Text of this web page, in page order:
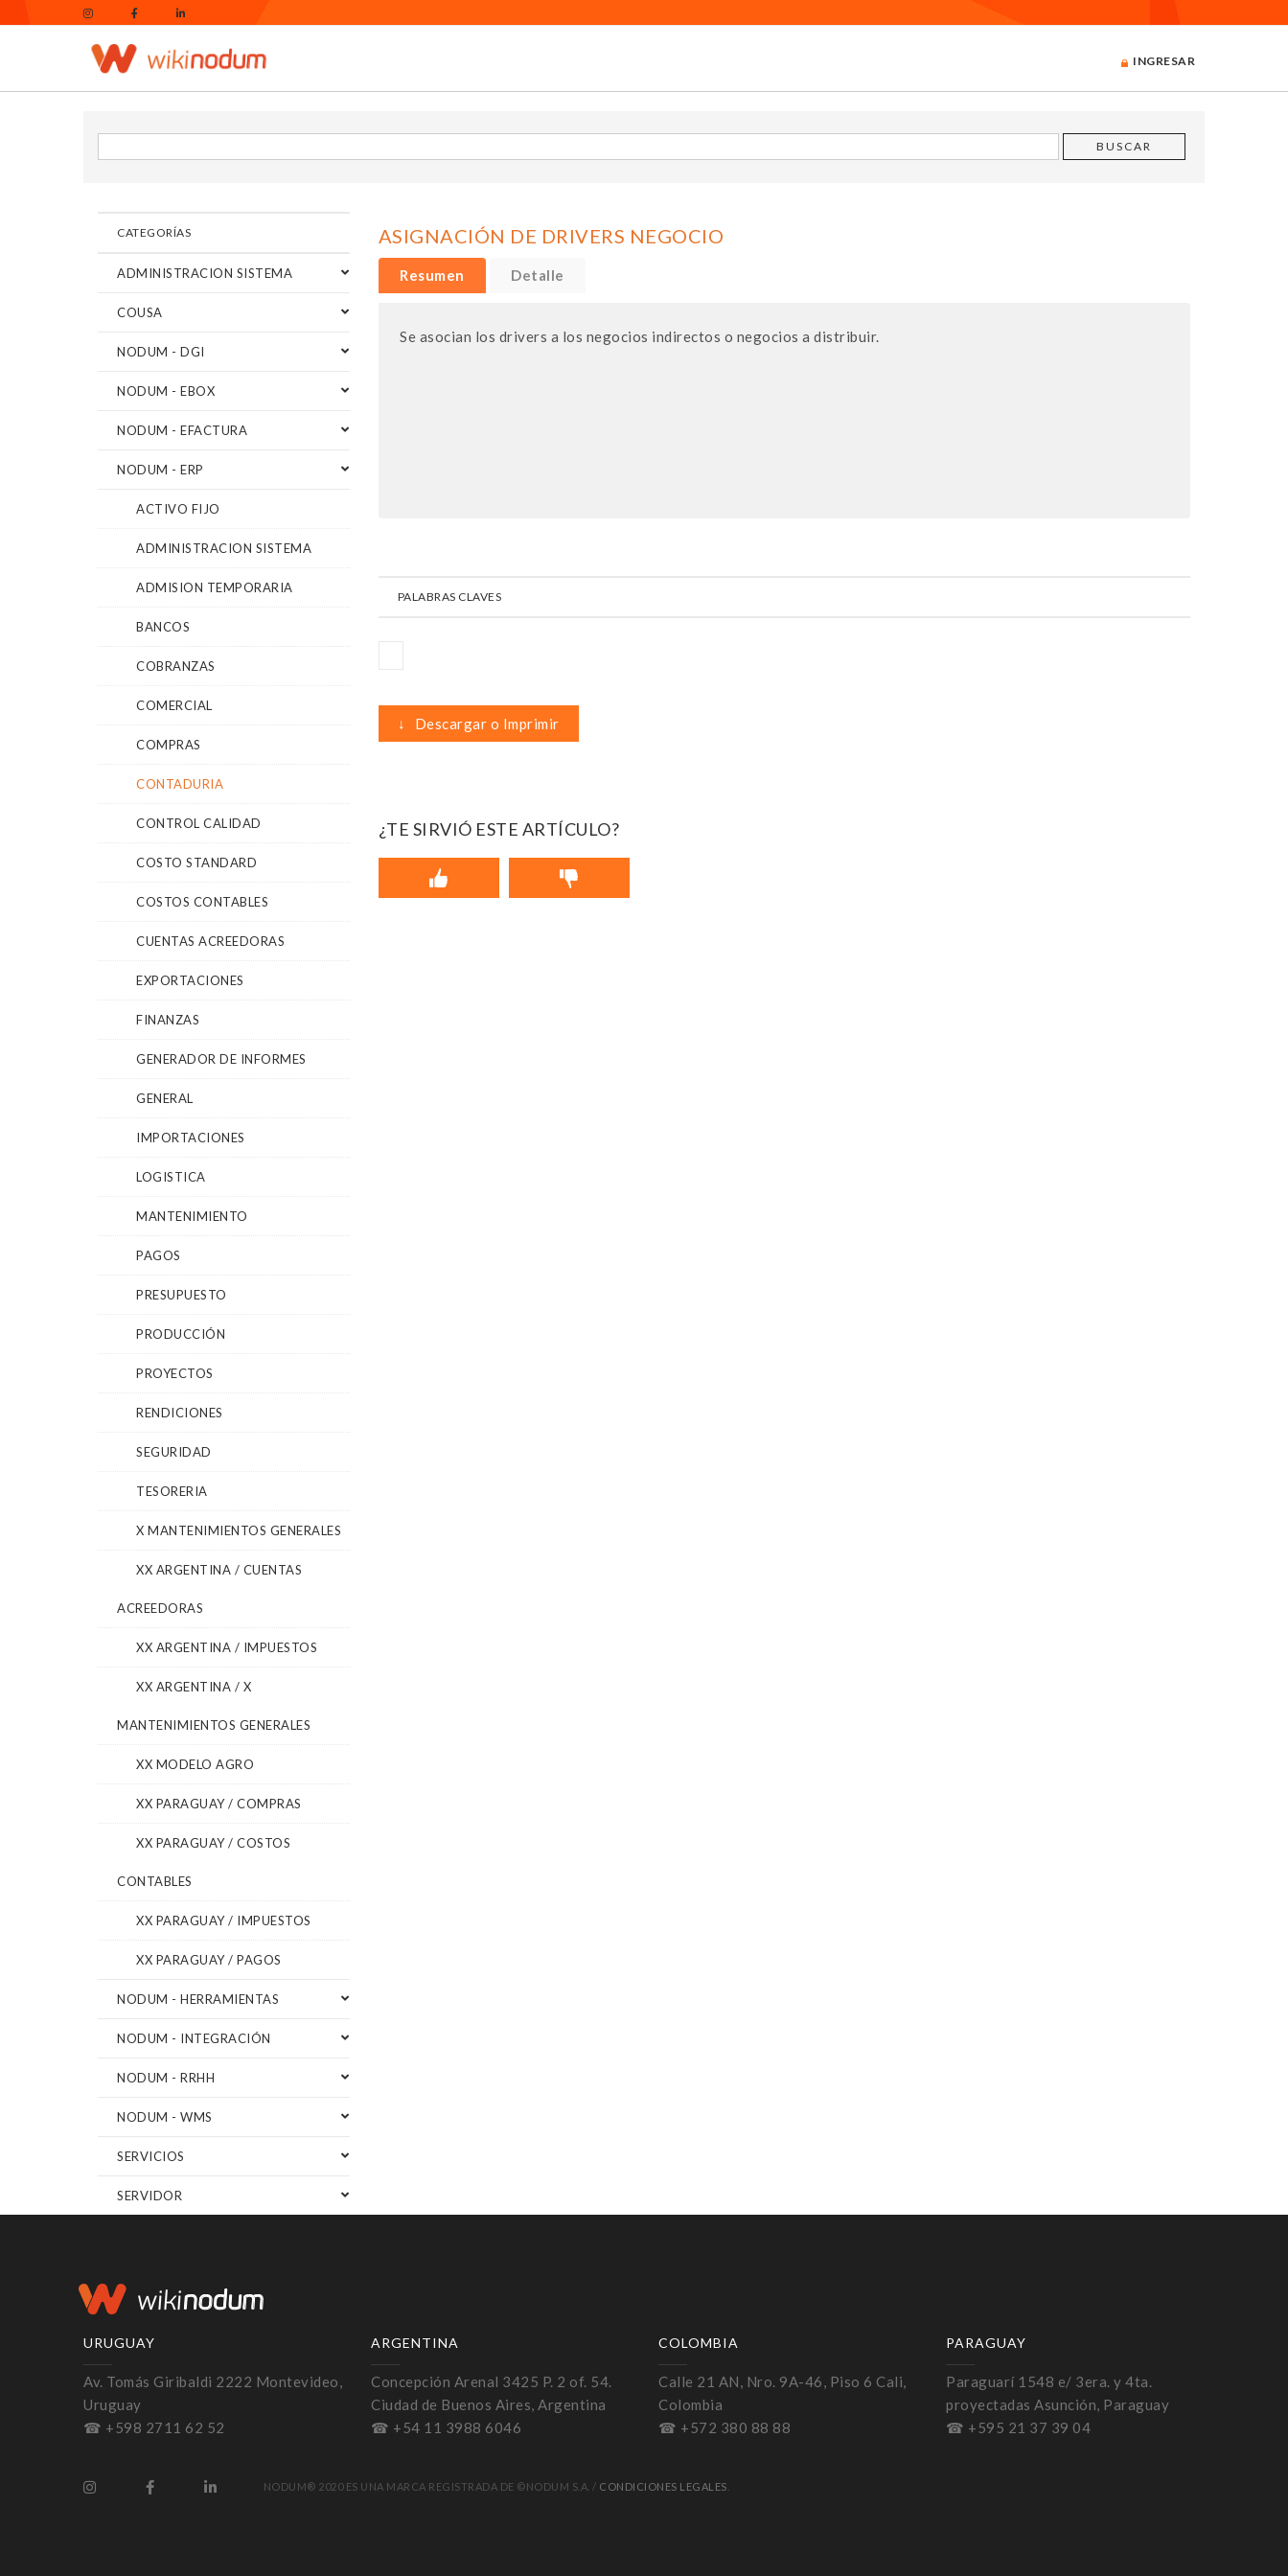
INGRESAR
CATEGORÍAS
ADMINISTRACION SISTEMA
COUSA
NODUM - DGI
NODUM - EBOX
NODUM - EFACTURA
NODUM - ERP
ACTIVO FIJO
ADMINISTRACION SISTEMA
ADMISION TEMPORARIA
BANCOS
COBRANZAS
COMERCIAL
COMPRAS
CONTADURIA
CONTROL CALIDAD
COSTO STANDARD
COSTOS CONTABLES
CUENTAS ACREEDORAS
EXPORTACIONES
FINANZAS
GENERADOR DE INFORMES
GENERAL
IMPORTACIONES
LOGISTICA
MANTENIMIENTO
PAGOS
PRESUPUESTO
PRODUCCIÓN
PROYECTOS
RENDICIONES
SEGURIDAD
TESORERIA
X MANTENIMIENTOS GENERALES
XX ARGENTINA / CUENTAS
ACREEDORAS
XX ARGENTINA / IMPUESTOS
XX ARGENTINA / X
MANTENIMIENTOS GENERALES
XX MODELO AGRO
XX PARAGUAY / COMPRAS
XX PARAGUAY / COSTOS
CONTABLES
XX PARAGUAY / IMPUESTOS
XX PARAGUAY / PAGOS
NODUM - HERRAMIENTAS
NODUM - INTEGRACIÓN
NODUM - RRHH
NODUM - WMS
SERVICIOS
SERVIDOR
ASIGNACIÓN DE DRIVERS NEGOCIO
Resumen Detalle
Se asocian los drivers a los negocios indirectos o negocios a distribuir.
PALABRAS CLAVES
↓ Descargar o Imprimir
¿TE SIRVIÓ ESTE ARTÍCULO?
URUGUAY
Av. Tomás Giribaldi 2222 Montevideo,
Uruguay
☎ +598 2711 62 52
ARGENTINA
Concepción Arenal 3425 P. 2 of. 54.
Ciudad de Buenos Aires, Argentina
☎ +54 11 3988 6046
COLOMBIA
Calle 21 AN, Nro. 9A-46, Piso 6 Cali,
Colombia
☎ +572 380 88 88
PARAGUAY
Paraguarí 1548 e/ 3era. y 4ta.
proyectadas Asunción, Paraguay
☎ +595 21 37 39 04
NODUM® 2020 ES UNA MARCA REGISTRADA DE ©NODUM S.A. / CONDICIONES LEGALES